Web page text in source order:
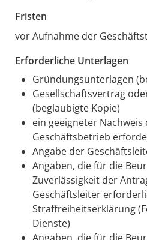
Fristen
vor Aufnahme der
Erforderliche Unterlagen
Gründungsunterlagen
Gesellschaftsvertrag
(beglaubigte Kopie)
ein geeigneter Nachweis
Geschäftsbetrieb
Angabe der
Angaben, die für die
Zuverlässigkeit der
Geschäftsleiter
Straffreiheitserklärung
Dienste)